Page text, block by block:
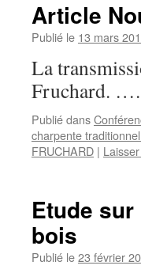
Article
Publié le 13 mars
La
Fruchard.
Publié dans
charpente
FRUCHARD |
Etude
bois
Publié le23 février